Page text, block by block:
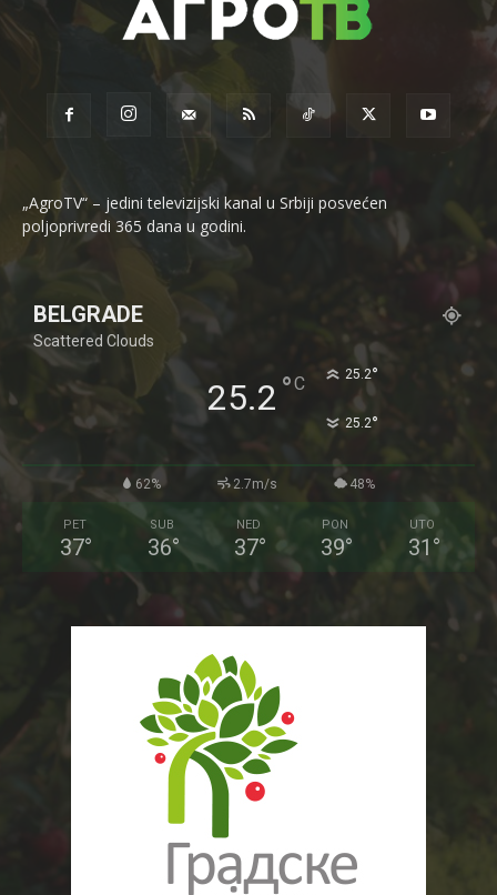
„AgroTV“ – jedini televizijski kanal u Srbiji posvećen
poljoprivredi 365 dana u godini.
BELGRADE
Scattered Clouds
25.2 °C 25.2°
25.2°
62% 2.7m/s 48%
PET
37°
SUB
36°
NED
37°
PON
39°
UTO
31 °